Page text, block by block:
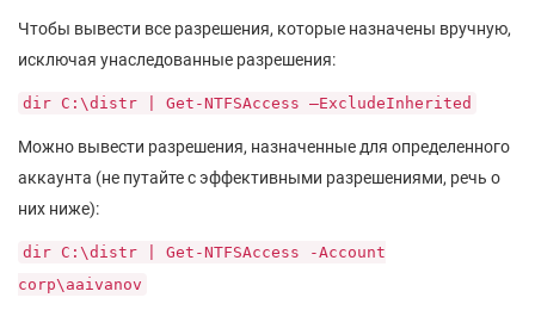
Чтобы вывести все разрешения, которые назначены вручную,
исключая унаследованные разрешения:
dir C:\distr | Get-NTFSAccess –ExcludeInherited
Можно вывести разрешения, назначенные для определенного
аккаунта (не путайте с эффективными разрешениями, речь о
них ниже):
dir C:\distr | Get-NTFSAccess -Account
corp\aaivanov